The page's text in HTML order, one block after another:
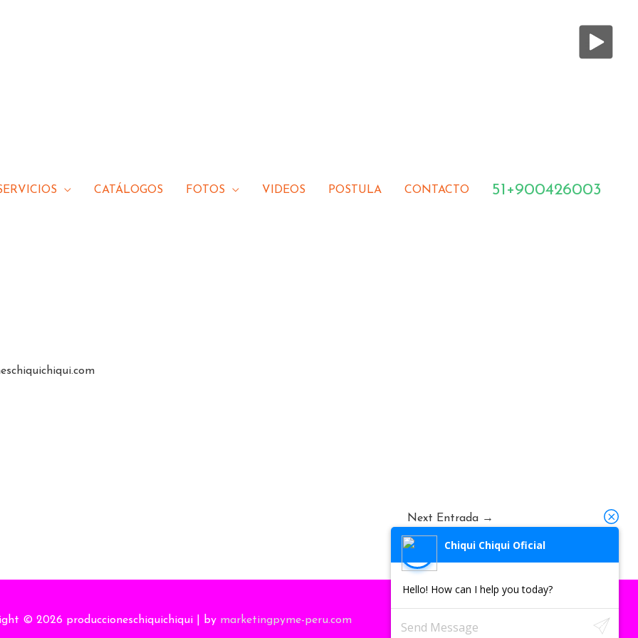
CATÁLOGOS FOTOS VIDEOS POSTULA CONTACTO 51+900426003
Next Entrada →
© 2026 produccioneschiquichiqui | by marketingpyme-peru.com
Chiqui Chiqui Oficial
Hello! How can I help you today?